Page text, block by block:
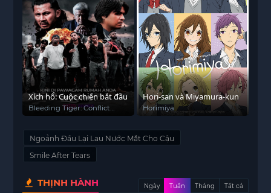
Xích hổ: Cuộc chiến bắt đầu
Bleeding Tiger: Conflict
Begins
Hori-san và Miyamura-kun
Horimiya
Ngoảnh Đầu Lại Lau Nước Mắt Cho Cậu
Smile After Tears
THỊNH HÀNH Ngày Tuần Tháng Tất cả